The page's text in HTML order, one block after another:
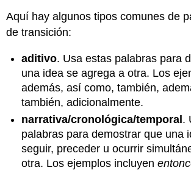
Aquí hay algunos tipos comunes de
de transición:
aditivo. Usa estas palabras para
una idea se agrega a otra. Los
además, así como, también,
también, adicionalmente.
narrativa/cronológica/temporal.
palabras para demostrar que una
seguir, preceder u ocurrir
otra. Los ejemplos incluyen